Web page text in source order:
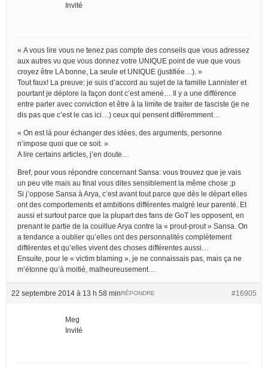
Invité
« A vous lire vous ne tenez pas compte des conseils que vous adressez
aux autres vu que vous donnez votre UNIQUE point de vue que vous
croyez être LA bonne, La seule et UNIQUE (justifiée…). »
Tout faux! La preuve: je suis d’accord au sujet de la famille Lannister et
pourtant je déplore la façon dont c’est amené… Il y a une différence
entre parler avec conviction et être à la limite de traiter de fasciste (je ne
dis pas que c’est le cas ici…) ceux qui pensent différemment…
« On est là pour échanger des idées, des arguments, personne
n’impose quoi que ce soit. »
A lire certains articles, j’en doute…
Bref, pour vous répondre concernant Sansa: vous trouvez que je vais
un peu vite mais au final vous dites sensiblement la même chose ;p
Si j’oppose Sansa à Arya, c’est avant tout parce que dès le départ elles
ont des comportements et ambitions différentes malgré leur parenté. Et
aussi et surtout parce que la plupart des fans de GoT les opposent, en
prenant le partie de la couillue Arya contre la « prout-prout » Sansa. On
a tendance a oublier qu’elles ont des personnalités complètement
différentes et qu’elles vivent des choses différentes aussi…
Ensuite, pour le « victim blaming », je ne connaissais pas, mais ça ne
m’étonne qu’à moitié, malheureusement…
22 septembre 2014 à 13 h 58 min #16905
RÉPONDRE
Meg
Invité